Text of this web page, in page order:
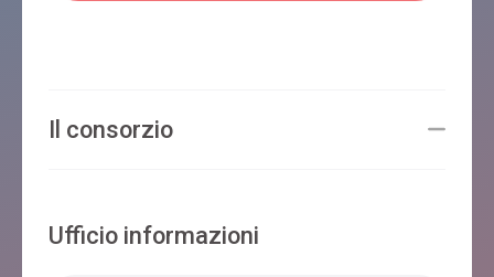
Il consorzio
Ufficio informazioni